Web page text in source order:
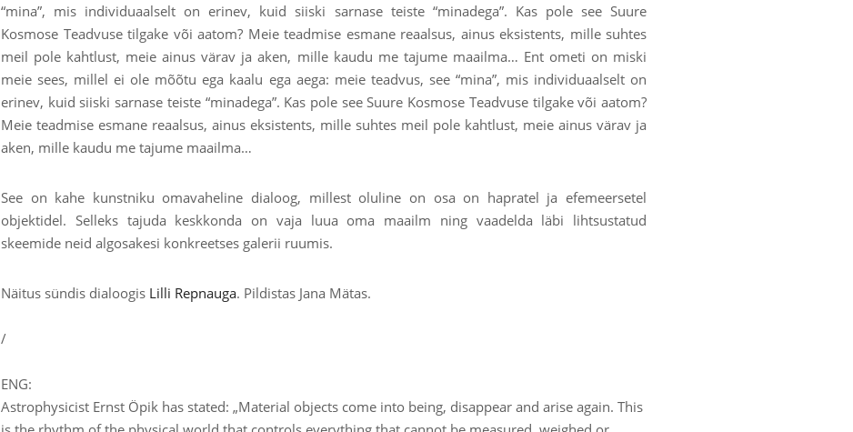
“mina”, mis individuaalselt on erinev, kuid siiski sarnase teiste “minadega”. Kas pole see Suure
Kosmose Teadvuse tilgake või aatom? Meie teadmise esmane reaalsus, ainus eksistents, mille suhtes
meil pole kahtlust, meie ainus värav ja aken, mille kaudu me tajume maailma… Ent ometi on miski
meie sees, millel ei ole mõõtu ega kaalu ega aega: meie teadvus, see “mina”, mis individuaalselt on
erinev, kuid siiski sarnase teiste “minadega”. Kas pole see Suure Kosmose Teadvuse tilgake või aatom?
Meie teadmise esmane reaalsus, ainus eksistents, mille suhtes meil pole kahtlust, meie ainus värav ja
aken, mille kaudu me tajume maailma…
See on kahe kunstniku omavaheline dialoog, millest oluline on osa on hapratel ja efemeersetel
objektidel. Selleks tajuda keskkonda on vaja luua oma maailm ning vaadelda läbi lihtsustatud
skeemide neid algosakesi konkreetses galerii ruumis.
Näitus sündis dialoogis Lilli Repnauga. Pildistas Jana Mätas.
/
ENG:
Astrophysicist Ernst Öpik has stated: „Material objects come into being, disappear and arise again. This